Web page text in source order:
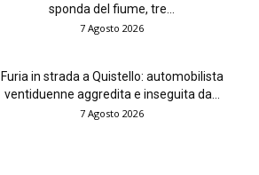
sponda del fiume, tre...
7 Agosto 2026
Furia in strada a Quistello: automobilista
ventiduenne aggredita e inseguita da...
7 Agosto 2026